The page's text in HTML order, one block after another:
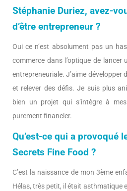
Stéphanie Duriez, avez-
d’être entrepreneur ?
Oui ce n’est absolument pas un
commerce dans l’optique de
entrepreneuriale. J’aime développer
et relever des défis. Je suis plus
bien un projet qui s’intègre à
purement financier.
Qu’est-ce qui a provoqué
Secrets Fine Food ?
C’est la naissance de mon 3ème
Hélas, très petit, il était asthmatique